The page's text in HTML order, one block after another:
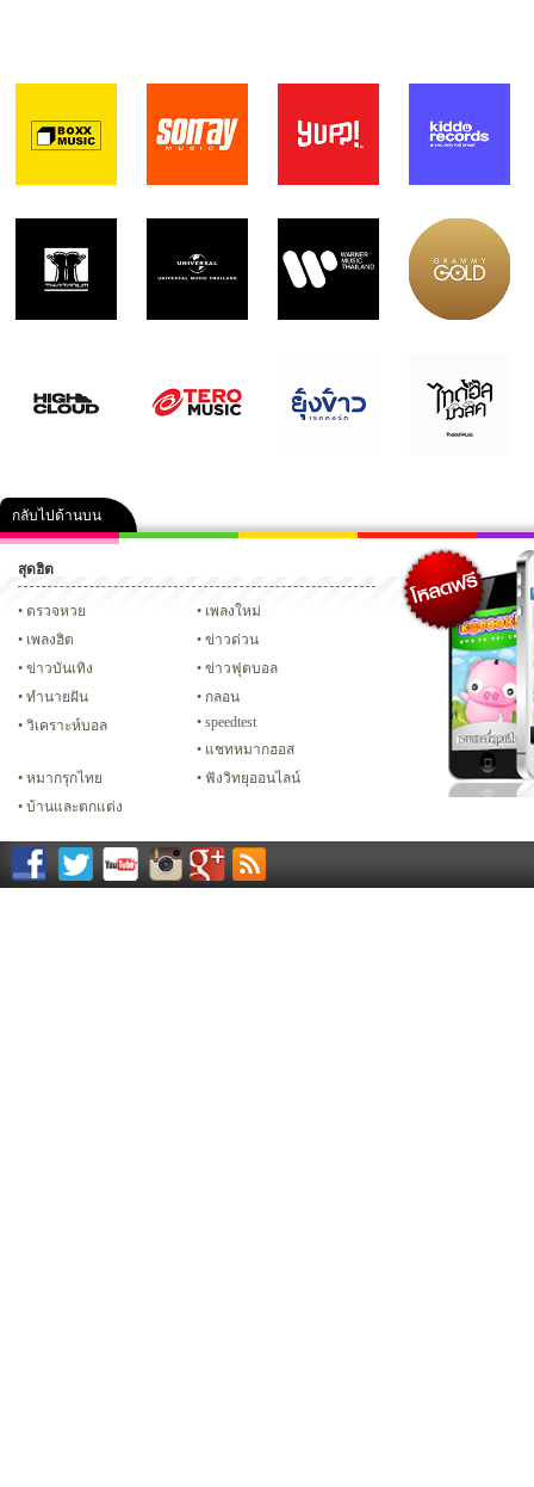
กลับไปด้านบน
คลิป ภาพ ปฏิทิน 2556 เฟซบุ๊ก ทวิ
Glitter
สุดฮิต
ตรวจหวย
เพลงใหม่
เพลงฮิต
ข่าวด่วน
ข่าวบันเทิง
ข่าวฟุตบอล
ทํานายฝัน
กลอน
วิเคราะห์บอล
speedtest
แชทหมากฮอส
หมากรุกไทย
ฟังวิทยุออนไลน์
บ้านและตกแต่ง